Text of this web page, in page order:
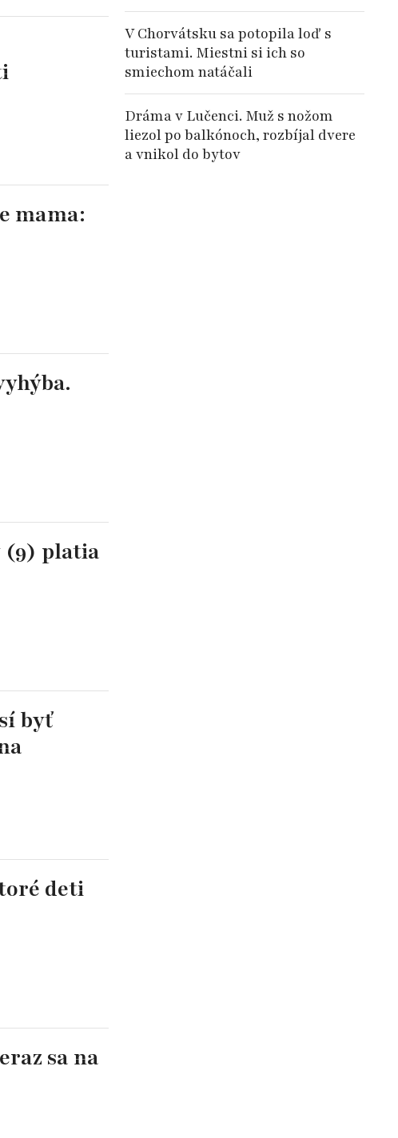
mama:
(9) platia
byť
deti
sa na
V Chorvátsku sa potopila loď s
turistami. Miestni si ich so
smiechom natáčali
Dráma v Lučenci. Muž s nožom
liezol po balkónoch, rozbíjal dvere
a vnikol do bytov